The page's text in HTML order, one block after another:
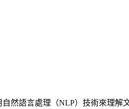
然語言處理（NLP）技術來理